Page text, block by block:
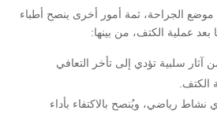
الجراحة، ثمة أمور أخرى ينصح أطباء
بعد عملية الكتف، من بينها:
آثار سلبية تؤدي إلى تأخر التعافي
الكتف.
رياضي، ويُنصح بالاكتفاء بأداء